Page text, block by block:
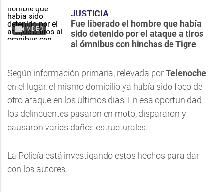
VIDEO
JUSTICIA
Fue liberado el hombre que había
sido detenido por el ataque a tiros
al ómnibus con hinchas de Tigre
Según información primaria, relevada porTelenoche
en el lugar, el mismo domicilio ya había sido foco de
otro ataque en los últimos días. En esa oportunidad
los delincuentes pasaron en moto, dispararon y
causaron varios daños estructurales.
La Policía está investigando estos hechos para dar
con los autores.